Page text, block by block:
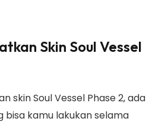
Skin Soul Vessel
skin Soul Vessel Phase 2, ada
bisa kamu lakukan selama